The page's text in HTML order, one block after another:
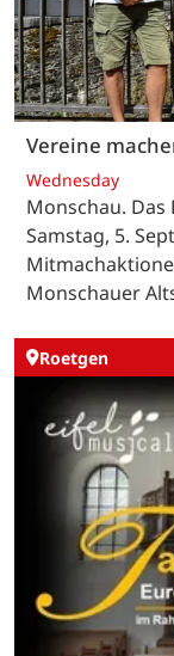
Vereine
Wednesday
Monschau.
Samstag, 5.
Monschauer
Roetgen